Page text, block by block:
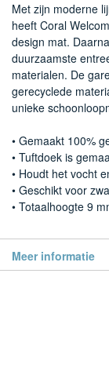
Met zijn moderne
heeft Coral
design mat.
duurzaamste
materialen. De
gerecyclede
unieke
• Gemaakt 100%
• Tuftdoek is
• Houdt het vocht
• Geschikt voor
• Totaalhoogte 9
Meer informatie